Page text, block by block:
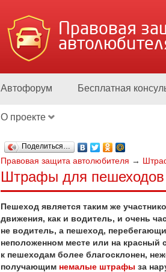
Правовая
Автофорум Бесплатная
О проекте
Поделиться…
Правовая защита автолюбителя →
Штрафы для пешеходов
Пешеход является таким же
движения, как и водитель, и очень
не водитель, а пешеход,
неположенном месте или на красный
к пешеходам более благосклонен,
получающим немалые штрафы за